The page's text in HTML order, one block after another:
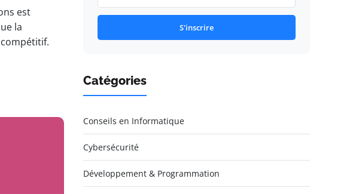
est
la
S'inscrire
Catégories
Conseils en Informatique
Cybersécurité
Développement & Programmation